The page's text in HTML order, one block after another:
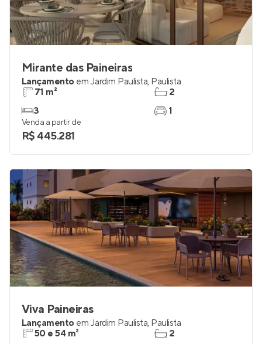
Mirante das Paineiras
Lançamento em Jardim Paulista, Paulista
71 m²
3
2
1
Venda a partir de
R$ 445.281
Viva Paineiras
Lançamento em Jardim Paulista, Paulista
50 e 54 m²
2